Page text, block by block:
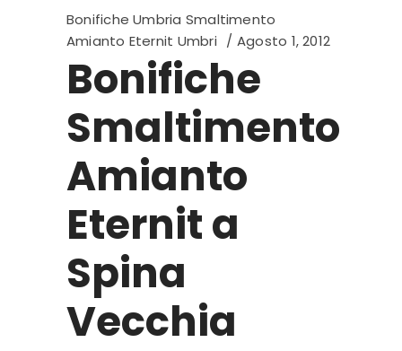
Bonifiche Umbria Smaltimento
Amianto Eternit Umbri
Agosto 1, 2012
Bonifiche
Smaltimento
Amianto
Eternit a
Spina
Vecchia